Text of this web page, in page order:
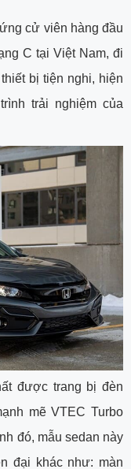
cử viên hàng đầu
C tại Việt Nam, đi
bị tiện nghi, hiện
trải nghiệm của
được trang bị đèn
mẽ VTEC Turbo
đó, mẫu sedan này
đại khác như: màn